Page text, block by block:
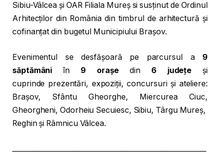
Sibiu-Vâlcea și OAR Filiala Mureș si susținut de Ordinul
Arhitecților din România din timbrul de arhitectură și
cofinanțat din bugetul Municipiului Brașov.
Evenimentul se desfășoară pe parcursul a 9
săptămâni în 9 oraședin 6 județe și
cuprinde prezentări, expoziții, concursuri și ateliere:
Brașov, Sfântu Gheorghe, Miercurea Ciuc,
Gheorgheni, Odorheiu Secuiesc, Sibiu, Târgu Mureș,
Reghin și Râmnicu Vâlcea.
_________________________________________________________